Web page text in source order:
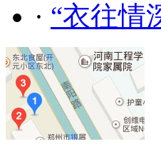
· “衣往情